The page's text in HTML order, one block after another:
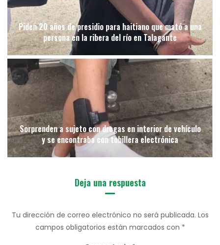
Piden 20 años de presidio para haitiano que mató a una
persona en la ribera del río en Talagante
Sorprenden a sujeto con drogas en interior de vehículo
y se encontraba con tobillera electrónica
Deja una respuesta
Tu dirección de correo electrónico no será publicada. Los
campos obligatorios están marcados con *